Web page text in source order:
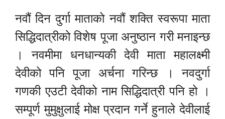
नवौं दिन दुर्गा माताको नवौं शक्ति स्वरूपा माता
सिद्धिदात्रीको विशेष पूजा अनुष्ठान गरी मनाइन्छ
। नवमीमा धनधान्यकी देवी माता महालक्ष्मी
देवीको पनि पूजा अर्चना गरिन्छ । नवदुर्गा
गणकी एउटी देवीको नाम सिद्धिदात्री पनि हो ।
सम्पूर्ण मुमुक्षुलाई मोक्ष प्रदान गर्ने हुनाले देवीलाई